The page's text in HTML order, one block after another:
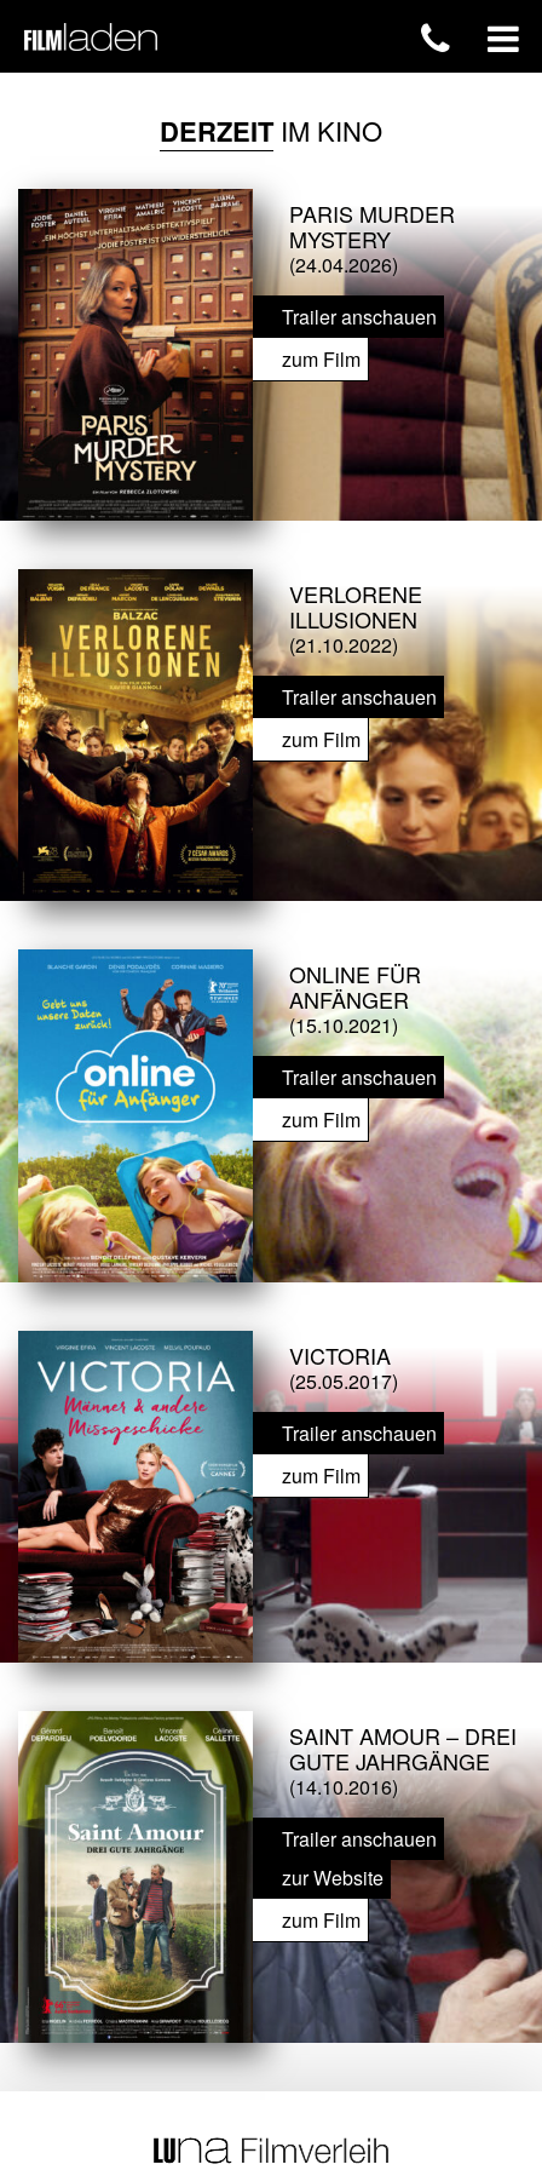
DERZEITIM KINO
PARIS MURDER
MYSTERY
(24.04.2026)
Trailer anschauen
zum Film
VERLORENE
ILLUSIONEN
(21.10.2022)
Trailer anschauen
zum Film
ONLINE FÜR
ANFÄNGER
(15.10.2021)
Trailer anschauen
zum Film
VICTORIA
(25.05.2017)
Trailer anschauen
zum Film
SAINT AMOUR – DREI
GUTE JAHRGÄNGE
(14.10.2016)
Trailer anschauen
zur Website
zum Film